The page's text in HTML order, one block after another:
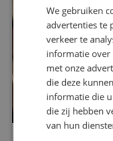
We gebruiken
advertenties te
verkeer te
informatie over
met onze
die deze
informatie die
die zij hebben
van hun